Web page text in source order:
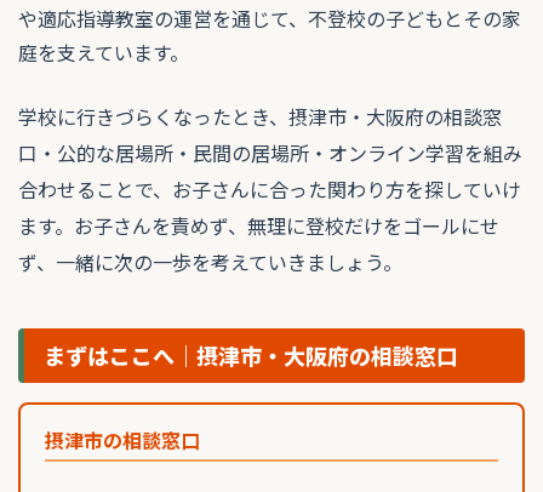
や適応指導教室の運営を通じて、不登校の子どもとその家
庭を支えています。
学校に行きづらくなったとき、摂津市・大阪府の相談窓
口・公的な居場所・民間の居場所・オンライン学習を組み
合わせることで、お子さんに合った関わり方を探していけ
ます。お子さんを責めず、無理に登校だけをゴールにせ
ず、一緒に次の一歩を考えていきましょう。
まずはここへ｜摂津市・大阪府の相談窓口
摂津市の相談窓口